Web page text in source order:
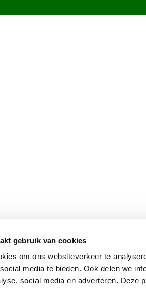
gebruik van cookies
om ons websiteverkeer te
media te bieden. Ook delen we
social media en adverteren. Deze